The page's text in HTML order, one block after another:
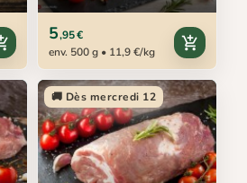
5,95 €
env. 500 g • 11,9 €/kg
add_shopping_cart
🚚 Dès mercredi 12